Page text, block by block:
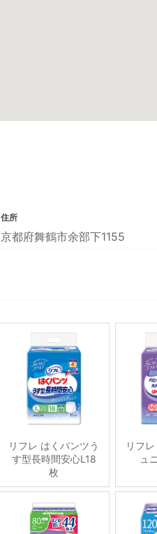
住所
京都府舞鶴市余部下1155
リフレ はくパンツう
す型長時間安心L18
枚
リフ
ュ